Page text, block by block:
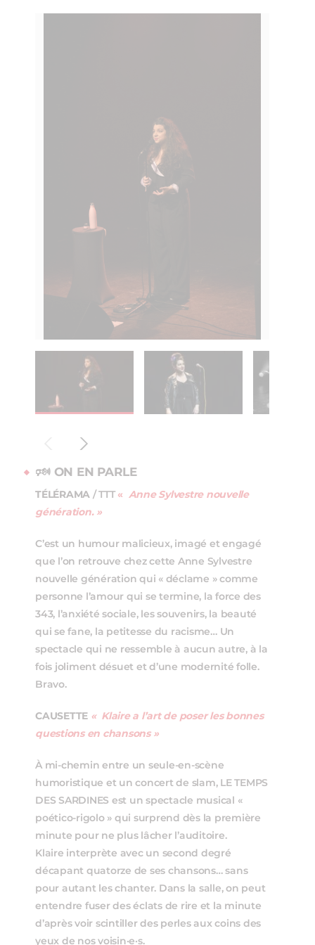
🕬 ON EN PARLE
TÉLÉRAMA / TTT «
Anne Sylvestre nouvelle
génération. »
C’est un humour malicieux, imagé et engagé
que l’on retrouve chez cette Anne Sylvestre
nouvelle génération qui « déclame » comme
personne l’amour qui se termine, la force des
343, l’anxiété sociale, les souvenirs, la beauté
qui se fane, la petitesse du racisme… Un
spectacle qui ne ressemble à aucun autre, à la
fois joliment désuet et d’une modernité folle.
Bravo.
CAUSETTE « Klaire a l’art de poser les bonnes
questions en chansons »
À mi-chemin entre un seule-en-scène
humoristique et un concert de slam, LE TEMPS
DES SARDINES est un spectacle musical «
poético-rigolo » qui surprend dès la première
minute pour ne plus lâcher l’auditoire.
Klaire interprète avec un second degré
décapant quatorze de ses chansons… sans
pour autant les chanter. Dans la salle, on peut
entendre fuser des éclats de rire et la minute
d’après voir scintiller des perles aux coins des
yeux de nos voisin·e·s.